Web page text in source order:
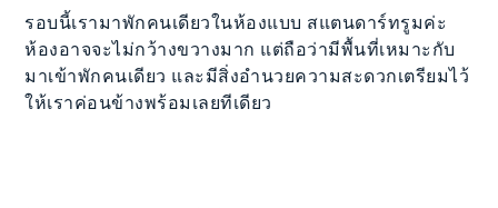
รอบนี้เรามาพักคนเดียวในห้องแบบ สแตนดาร์ทรูมค่ะ
ห้องอาจจะไม่กว้างขวางมาก แต่ถือว่ามีพื้นที่เหมาะกับ
มาเข้าพักคนเดียว และมีสิ่งอำนวยความสะดวกเตรียมไว้
ให้เราค่อนข้างพร้อมเลยทีเดียว